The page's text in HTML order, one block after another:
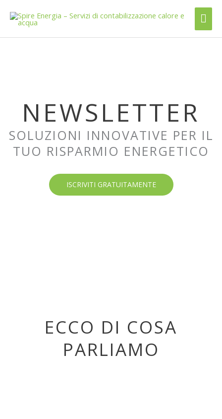
contenuto
NEWSLETTER
SOLUZIONI INNOVATIVE PER IL
TUO RISPARMIO ENERGETICO
ISCRIVITI GRATUITAMENTE
ECCO DI COSA
PARLIAMO